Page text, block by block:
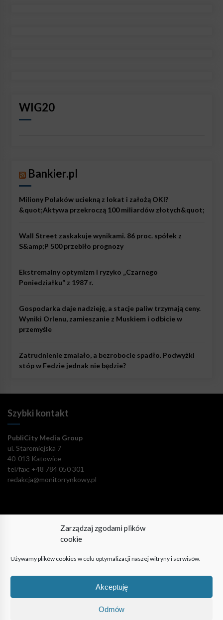
Zarządzaj zgodami plików
cookie
Używamy plików cookies w celu optymalizacji naszej witryny i serwisów.
Akceptuję
Odmów
WIG20
Bankier.pl
Miliony Polaków uciekną z lokat i założą OKI?
&quot;Aktywa przekroczą 100 miliardów złotych&quot;
Wall Street zaskakuje wynikami. 86 proc. spółek z
S&amp;P 500 przebiło prognozy
Ekstremalny optymizm i ryzyko „Czarnego
Poniedziałku” z 1987 r.
Gospodarka daje nadzieję, a stacje paliw trzymają ceny.
Wyniki Orlenu, zamieszanie z Muskiem i odbicie w
przemyśle
Zatrudnienie zmalało, a bezrobocie spadło. Podwyżki
stóp w Fedzie jednak nie będzie?
Szybki kontakt
PubliCity Media Group
ul. Staromiejska 7
40-013 Katowice
tel/fax: +48 784 050 301
redakcja@monitorrynkowy.pl
Pozostańmy w kontakcie!
© PubliCity Media Group 2009-2024. Wszystkie prawa
zastrzeżone. Korzystanie z portalu oznacza akceptację polityki